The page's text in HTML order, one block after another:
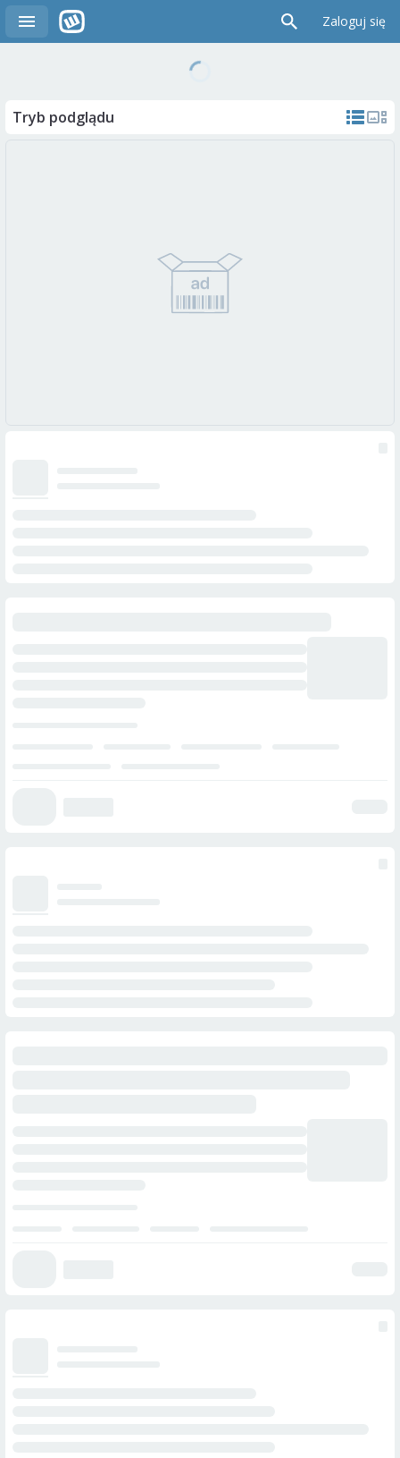
Zaloguj się
Tryb podglądu